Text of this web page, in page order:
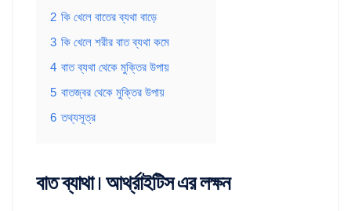
2 কি খেলে বাতের ব্যথা বাড়ে
3 কি খেলে শরীর বাত ব্যথা কমে
4 বাত ব্যথা থেকে মুক্তির উপায়
5 বাতজ্বর থেকে মুক্তির উপায়
6 তথ্যসূত্র
বাত ব্যাথা | আর্থ্রাইটিস এর লক্ষন